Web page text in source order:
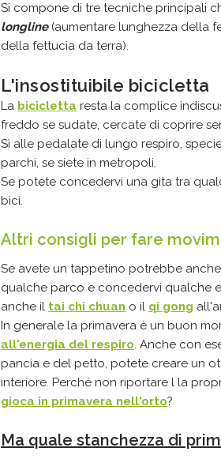
Si compone di tre tecniche principali
longline(aumentare lunghezza della
della fettucia da terra).
L'insostituibile bicicletta
La bicicletta resta la complice
freddo se sudate, cercate di coprire
Sì alle pedalate di lungo respiro,
parchi, se siete in metropoli.
Se potete concedervi una gita tra
bici.
Altri consigli per fare
Se avete un tappetino potrebbe
qualche parco e concedervi qualche
anche il tai chi chuan o il qi gong
In generale la primavera è un buon
all'energia del respiro. Anche con
pancia e del petto, potete creare un
interiore. Perché non riportare l la
gioca in primavera nell'orto?
Ma quale stanchezza di